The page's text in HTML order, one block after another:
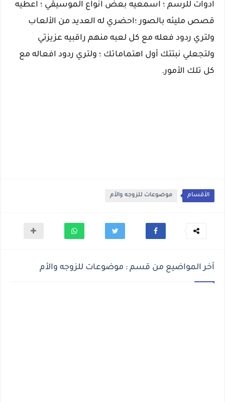
ادوات للرسم ؛ اسمعيه بعض انواع الموسيقي ؛ اعطيه
قصص مليئه بالصور ؛احضري له العديد من الألعاب
ولتري ردود فعله مع كل لعبه منهم راقبيه عزيزتي
ولتجعلي نبتتك أول اهتماماتك ؛ ولتري ردود افعاله مع
كل تلك الأمور.
الأقسام موضوعات للزوجه والأم
أخر المواضيع من قسم : موضوعات للزوجه والأم